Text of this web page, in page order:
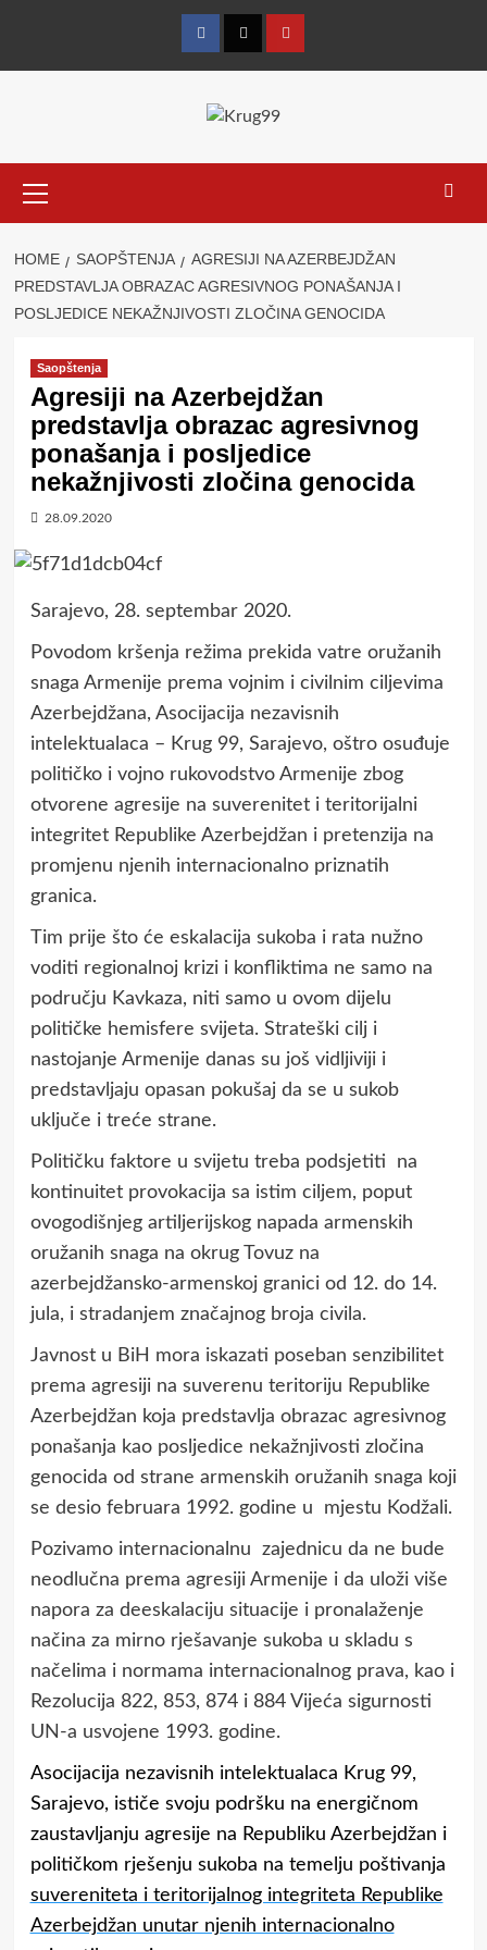
FacebookTwitterYouTube
Menu
HOME SAOPŠTENJA
AGRESIJI NA AZERBEJDŽAN
PREDSTAVLJA OBRAZAC AGRESIVNOG PONAŠANJA I
POSLJEDICE NEKAŽNJIVOSTI ZLOČINA GENOCIDA
Saopštenja
Agresiji na Azerbejdžan
predstavlja obrazac agresivnog
ponašanja i posljedice
nekažnjivosti zločina genocida
28.09.2020
Sarajevo, 28. septembar 2020.
Povodom kršenja režima prekida vatre oružanih
snaga Armenije prema vojnim i civilnim ciljevima
Azerbejdžana, Asocijacija nezavisnih
intelektualaca – Krug 99, Sarajevo, oštro osuđuje
političko i vojno rukovodstvo Armenije zbog
otvorene agresije na suverenitet i teritorijalni
integritet Republike Azerbejdžan i pretenzija na
promjenu njenih internacionalno priznatih
granica.
Tim prije što će eskalacija sukoba i rata nužno
voditi regionalnoj krizi i konfliktima ne samo na
području Kavkaza, niti samo u ovom dijelu
političke hemisfere svijeta. Strateški cilj i
nastojanje Armenije danas su još vidljiviji i
predstavljaju opasan pokušaj da se u sukob
uključe i treće strane.
Političku faktore u svijetu treba podsjetiti na
kontinuitet provokacija sa istim ciljem, poput
ovogodišnjeg artiljerijskog napada armenskih
oružanih snaga na okrug Tovuz na
azerbejdžansko-armenskoj granici od 12. do 14.
jula, i stradanjem značajnog broja civila.
Javnost u BiH mora iskazati poseban senzibilitet
prema agresiji na suverenu teritoriju Republike
Azerbejdžan koja predstavlja obrazac agresivnog
ponašanja kao posljedice nekažnjivosti zločina
genocida od strane armenskih oružanih snaga koji
se desio februara 1992. godine u mjestu Kodžali.
Pozivamo internacionalnu zajednicu da ne bude
neodlučna prema agresiji Armenije i da uloži više
napora za deeskalaciju situacije i pronalaženje
načina za mirno rješavanje sukoba u skladu s
načelima i normama internacionalnog prava, kao i
Rezolucija 822, 853, 874 i 884 Vijeća sigurnosti
UN-a usvojene 1993. godine.
Asocijacija nezavisnih intelektualaca Krug 99,
Sarajevo, ističe svoju podršku na energičnom
zaustavljanju agresije na Republiku Azerbejdžan i
političkom rješenju sukoba na temelju poštivanja
suvereniteta i teritorijalnog integriteta Republike
Azerbejdžan unutar njenih internacionalno